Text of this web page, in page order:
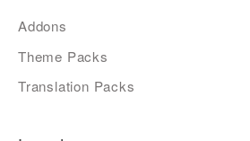
Addons
Theme Packs
Translation Packs